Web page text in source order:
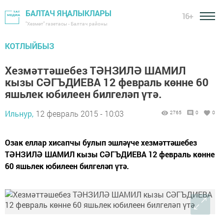
БАЛТАЧ ЯҢАЛЫКЛАРЫ
"Хезмәт" газетасы - Балтач районы
16+
КОТЛЫЙБЫЗ
Хезмәттәшебез ТӘНЗИЛӘ ШАМИЛ
кызы СӘГЪДИЕВА 12 февраль көнне 60
яшьлек юбилеен билгеләп үтә.
Ильнур, 12 февраль 2015 - 10:03 2765 0 0
Озак еллар хисапчы булып эшләүче хезмәттәшебез
ТӘНЗИЛӘ ШАМИЛ кызы СӘГЪДИЕВА 12 февраль көнне
60 яшьлек юбилеен билгеләп үтә.